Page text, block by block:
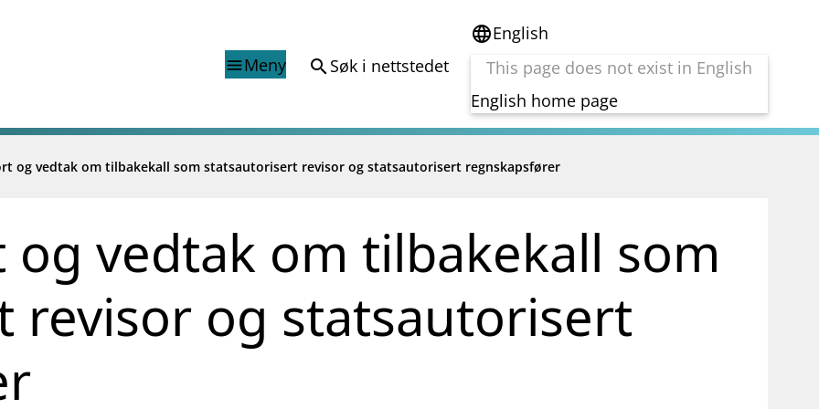
menuMeny search Søk i nettstedet
languageEnglish
This page does not exist in English
English home page
og vedtak
og analysar
Finanstilsynets registre
Shortsalgregisteret (SSR)
Tredjelandsrevisorregister
Tema
Folkefinansiering
Kryptoeiendelsloven (MiCA)
Alle tema
og vedtak om tilbakekall som statsautorisert revisor og statsautorisert regnskapsfører
vedtak om tilbakekall som
revisor og statsautorisert